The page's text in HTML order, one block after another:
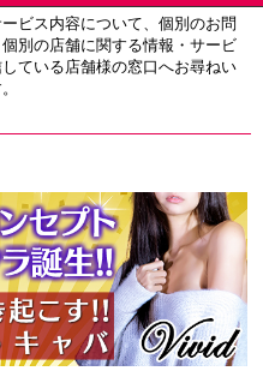
ビス内容について、個別のお問
別の店舗に関する情報・サービ
ている店舗様の窓口へお尋ねい